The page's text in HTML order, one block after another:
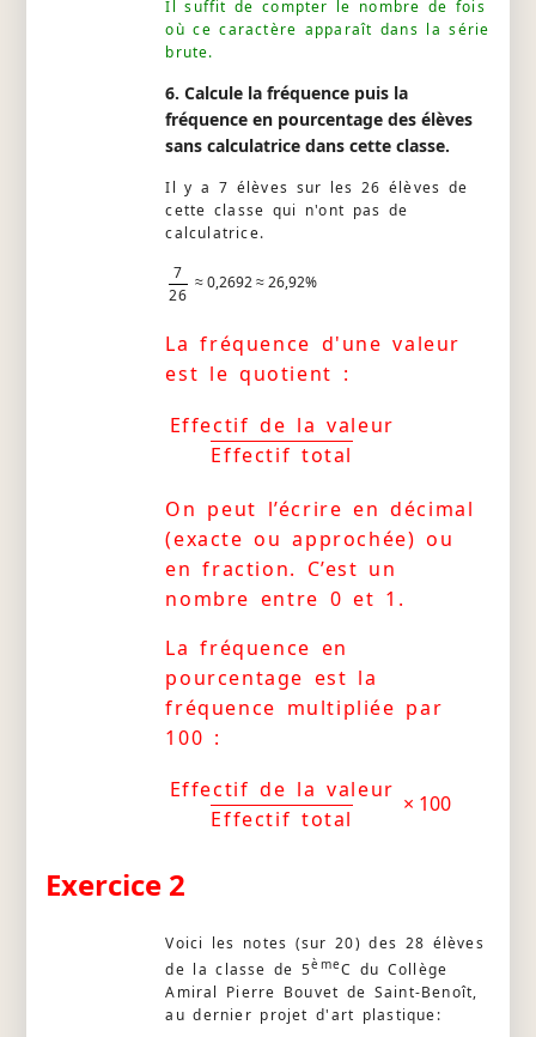
Il suffit de compter le nombre de fois
où ce caractère apparaît dans la série
brute.
6. Calcule la fréquence puis la
fréquence en pourcentage des élèves
sans calculatrice dans cette classe.
Il y a 7 élèves sur les 26 élèves de
cette classe qui n'ont pas de
calculatrice.
7
26
≈ 0,2692 ≈ 26,92%
La fréquence d'une valeur
est le quotient :
Effectif de la valeur
Effectif total
On peut l’écrire en décimal
(exacte ou approchée) ou
en fraction. C’est un
nombre entre 0 et 1.
La fréquence en
pourcentage est la
fréquence multipliée par
100 :
Effectif de la valeur
Effectif total
× 100
Exercice 2
Voici les notes (sur 20) des 28 élèves
de la classe de 5èmeC du Collège
Amiral Pierre Bouvet de Saint-Benoît,
au dernier projet d'art plastique: